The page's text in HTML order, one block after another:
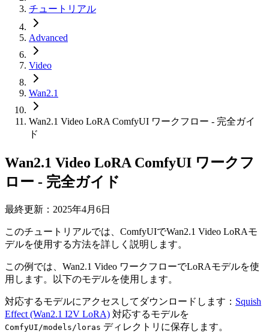
チュートリアル
Advanced
Video
Wan2.1
Wan2.1 Video LoRA ComfyUI ワークフロー - 完全ガイ
ド
Wan2.1 Video LoRA ComfyUI ワークフ
ロー - 完全ガイド
最終更新：2025年4月6日
このチュートリアルでは、ComfyUIでWan2.1 Video LoRAモ
デルを使用する方法を詳しく説明します。
この例では、Wan2.1 Video ワークフローでLoRAモデルを使
用します。以下のモデルを使用します。
対応するモデルにアクセスしてダウンロードします： Squish
Effect (Wan2.1 I2V LoRA) 対応するモデルを
ComfyUI/models/loras ディレクトリに保存します。